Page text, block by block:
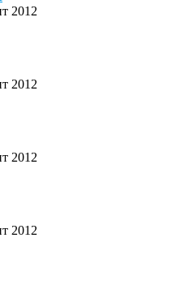
2012
2012
2012
2012